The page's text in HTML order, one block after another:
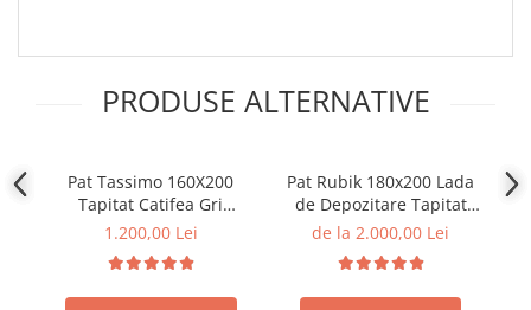
PRODUSE ALTERNATIVE
Pat Tassimo 160X200
Tapitat Catifea Gri
somiera inclusa
GREY)
1.200,00 Lei
Pat Rubik 180x200 Lada
de Depozitare Tapitat
Catifea Gri (cod: ML2223)
de la 2.000,00 Lei